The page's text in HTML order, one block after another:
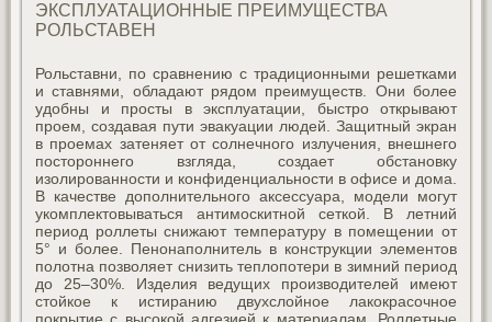
ЭКСПЛУАТАЦИОННЫЕ ПРЕИМУЩЕСТВА
РОЛЬСТАВЕН
Рольставни, по сравнению с традиционными решетками
и ставнями, обладают рядом преимуществ. Они более
удобны и просты в эксплуатации, быстро открывают
проем, создавая пути эвакуации людей. Защитный экран
в проемах затеняет от солнечного излучения, внешнего
постороннего взгляда, создает обстановку
изолированности и конфиденциальности в офисе и дома.
В качестве дополнительного аксессуара, модели могут
укомплектовываться антимоскитной сеткой. В летний
период роллеты снижают температуру в помещении от
5° и более. Пенонаполнитель в конструкции элементов
полотна позволяет снизить теплопотери в зимний период
до 25–30%. Изделия ведущих производителей имеют
стойкое к истиранию двухслойное лакокрасочное
покрытие с высокой адгезией к материалам. Роллетные